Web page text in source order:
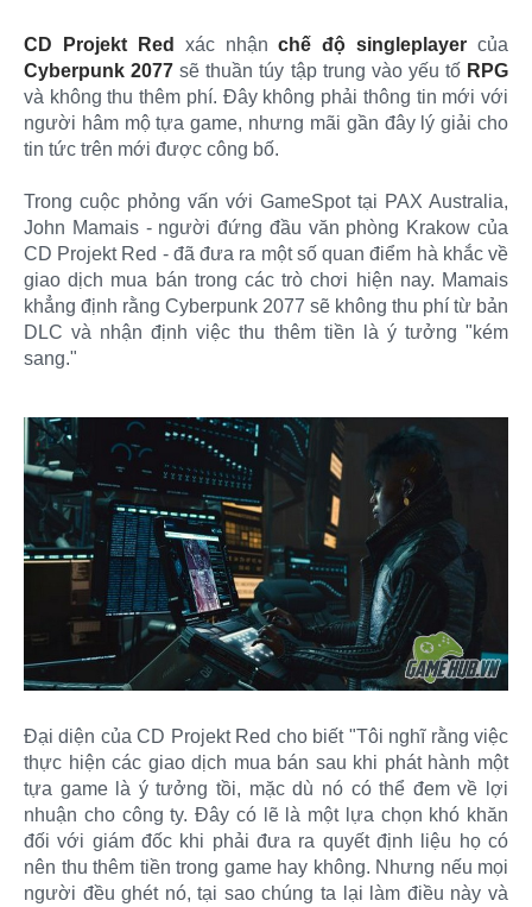
CD Projekt Red xác nhậnchế độ singleplayer của
Cyberpunk 2077 sẽ thuần túy tập trung vào yếu tố RPG
và không thu thêm phí. Đây không phải thông tin mới với
người hâm mộ tựa game, nhưng mãi gần đây lý giải cho
tin tức trên mới được công bố.
Trong cuộc phỏng vấn với GameSpot tại PAX Australia,
John Mamais - người đứng đầu văn phòng Krakow của
CD Projekt Red - đã đưa ra một số quan điểm hà khắc về
giao dịch mua bán trong các trò chơi hiện nay. Mamais
khẳng định rằng Cyberpunk 2077 sẽ không thu phí từ bản
DLC và nhận định việc thu thêm tiền là ý tưởng "kém
sang."
Đại diện của CD Projekt Red cho biết "Tôi nghĩ rằng việc
thực hiện các giao dịch mua bán sau khi phát hành một
tựa game là ý tưởng tồi, mặc dù nó có thể đem về lợi
nhuận cho công ty. Đây có lẽ là một lựa chọn khó khăn
đối với giám đốc khi phải đưa ra quyết định liệu họ có
nên thu thêm tiền trong game hay không. Nhưng nếu mọi
người đều ghét nó, tại sao chúng ta lại làm điều này và